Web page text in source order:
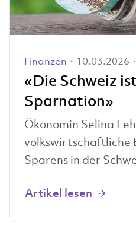
Finanzen ・10.03.2026
«Die Schweiz
Sparnation»
Ökonomin Selina
volkswirtschaftliche
Sparens in der
Artikel lesen